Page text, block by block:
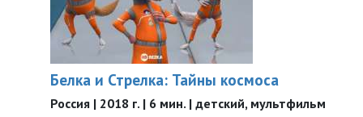
Белка и Стрелка: Тайны космоса
Россия | 2018 г. | 6 мин. | детский, мультфильм